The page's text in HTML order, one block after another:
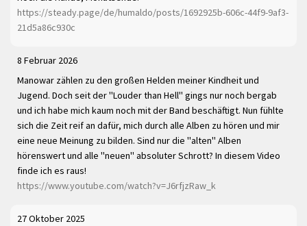
https://steady.page/de/humaldo/posts/1692925b-606c-44f9-9af3-
21d5a86c930c
8 Februar 2026
Manowar zählen zu den großen Helden meiner Kindheit und
Jugend. Doch seit der "Louder than Hell" gings nur noch bergab
und ich habe mich kaum noch mit der Band beschäftigt. Nun fühlte
sich die Zeit reif an dafür, mich durch alle Alben zu hören und mir
eine neue Meinung zu bilden. Sind nur die "alten" Alben
hörenswert und alle "neuen" absoluter Schrott? In diesem Video
finde ich es raus!
https://www.youtube.com/watch?v=J6rfjzRaw_k
27 Oktober 2025